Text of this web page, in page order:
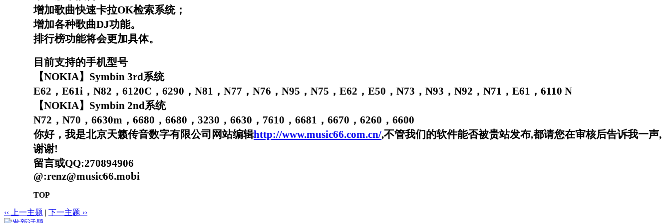
增加歌曲快速卡拉OK检索系统；
增加各种歌曲DJ功能。
排行榜功能将会更加具体。
目前支持的手机型号
【NOKIA】 Symbin 3rd系统
E62 ， E61i ， N82 ， 6120C ， 6290 ， N81 ， N77 ， N76 ， N95 ， N75 ， E62 ， E50 ， N73 ， N93 ， N92 ， N71 ， E61 ， 6110 N
【NOKIA】 Symbin 2nd系统
N72 ， N70 ， 6630m ， 6680 ， 6680 ， 3230 ， 6630 ， 7610 ， 6681 ， 6670 ， 6260 ， 6600
你好，我是北京天籁传音数字有限公司网站编辑http://www.music66.com.cn/,不管我们的软件能否被贵站发布,都请您在审核后告诉我一声,
谢谢!
留言或QQ:270894906
@:renz@music66.mobi
TOP
‹‹ 上一主题 | 下一主题 ››